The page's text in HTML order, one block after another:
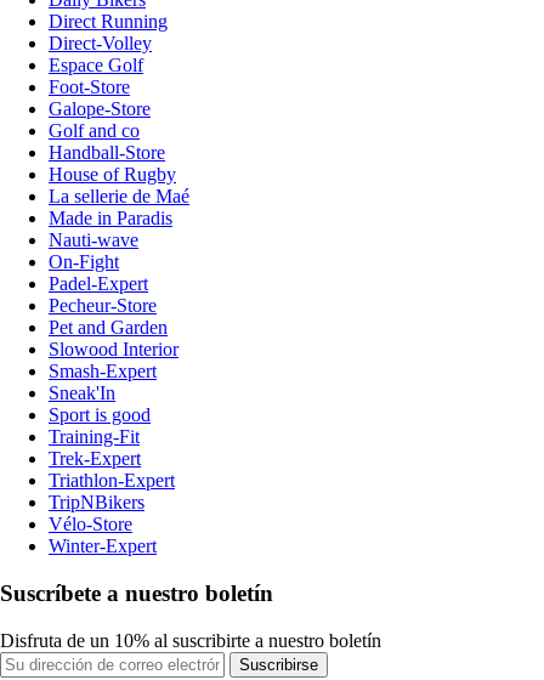
Direct Running
Direct-Volley
Espace Golf
Foot-Store
Galope-Store
Golf and co
Handball-Store
House of Rugby
La sellerie de Maé
Made in Paradis
Nauti-wave
On-Fight
Padel-Expert
Pecheur-Store
Pet and Garden
Slowood Interior
Smash-Expert
Sneak'In
Sport is good
Training-Fit
Trek-Expert
Triathlon-Expert
TripNBikers
Vélo-Store
Winter-Expert
Suscríbete a nuestro boletín
Disfruta de un 10% al suscribirte a nuestro boletín
Suscribirse